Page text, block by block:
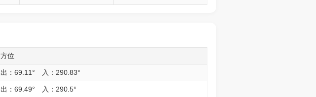
方位
出：69.11° 入：290.83°
出：69.49° 入：290.5°